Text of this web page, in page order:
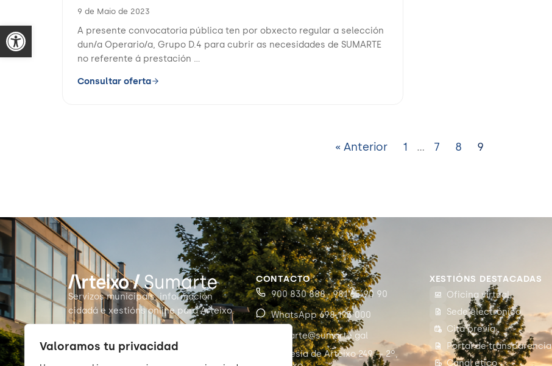
Valoramos tu privacidad
9 de Maio de 2023
A presente convocatoria pública ten por obxecto regular a selección
dun/a Operario/a, Grupo D.4 para cubrir as necesidades de SUMARTE
no referente á prestación ...
Consultar oferta
« Anterior 1 … 7 8 9
Servizos municipais, información
cidadá e xestións online para Arteixo.
CONTACTO
900 830 888 · 981 65 90 90
WhatsApp 698 193 000
sumarte@sumarte.gal
Travesía de Arteixo 249 — 2º,
XESTIÓNS DESTACADAS
Oficina virtual
Sede electrónica
Cita previa
Portal de transparencia
Canal ético